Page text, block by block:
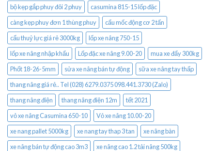
bộ kẹp gắp phuy đôi 2 phuy
casumina 815-15 lốp đặc
càng kẹp phuy đơn 1 thùng phuy
cẩu mốc động cơ 2 tấn
cẩu thuỷ lực giá rẻ 3000kg
lốp xe nâng 750-15
lốp xe nâng nhập khẩu
Lốp đặc xe nâng 9.00-20
mua xe đẩy 300kg
Phốt 18-26-5mm
sửa xe nâng bán tự động
sữa xe nâng tay thấp
thang nâng giá rẻ.. Tel (028) 6279.0375 098.441.3730 (Zalo)
thang nâng điện
thang nâng điện 12m
tết 2021
vỏ xe nâng Casumina 650-10
Vỏ xe nâng 10.00-20
xe nang pallet 5000kg
xe nang tay thap 3 tan
xe nâng bàn
xe nâng bán tự động cao 3m3
xe nâng cao 1.2 tải nâng 500kg